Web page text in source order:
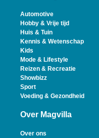
Automotive
Hobby & Vrije tijd
Huis & Tuin
Kennis & Wetenschap
Kids
Mode & Lifestyle
Reizen & Recreatie
Showbizz
Sport
Voeding & Gezondheid
Over Magvilla
Over ons